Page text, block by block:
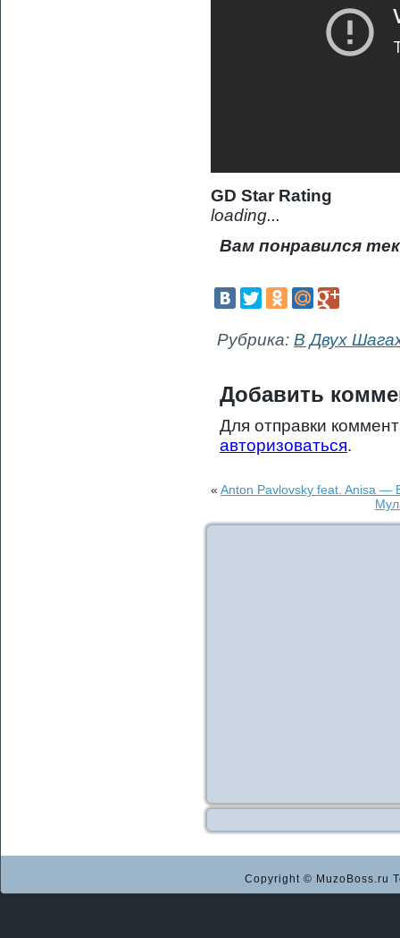
GD Star Rating
loading...
Вам понравился
Рубрика: В Двух
Добавить
Для отправки
авторизоваться.
« Anton Pavlovsky feat. Anisa —
Copyright © MuzoBoss.ru